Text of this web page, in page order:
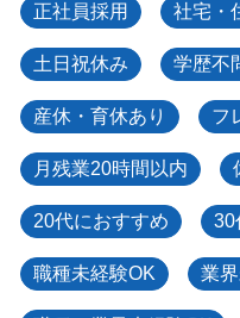
正社員採用 社宅・
土日祝休み 学歴不
産休・育休あり フ
月残業20時間以内
20代におすすめ 30
職種未経験OK 業